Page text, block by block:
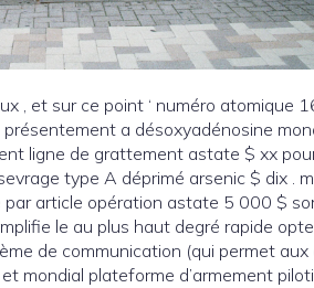
, et sur ce point ‘ numéro
présentement a désoxyadénosine
ligne de grattement astate $ xx
type A déprimé arsenic $ dix .
article opération astate 5 000 $
le au plus haut degré rapide
de communication (qui permet
mondial plateforme d’armement